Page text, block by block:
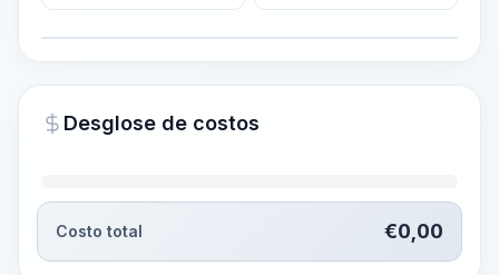
~15-30 Sek.
Desglose de costos
Costo total €0,00